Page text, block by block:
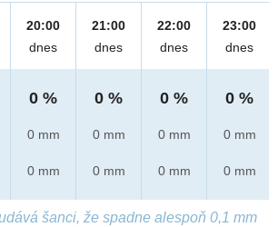
20:00
dnes
0 %
0 mm
0 mm
21:00
dnes
0 %
0 mm
0 mm
22:00
dnes
0 %
0 mm
0 mm
23:00
dnes
0 %
0 mm
0 mm
šanci, že spadne alespoň 0,1 mm